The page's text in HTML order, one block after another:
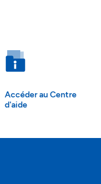
Accéder au Centre
d'aide